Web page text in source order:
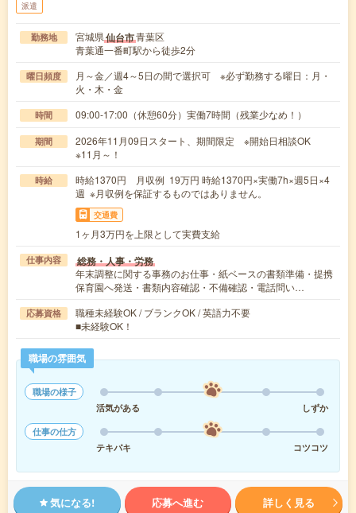
派遣
勤務地 宮城県仙台市青葉区
青葉通一番町駅から徒歩2分
曜日頻度
月～金／週4～5日の間で選択可 ※必ず勤務する曜日：月・
火・木・金
時間 09:00-17:00（休憩60分）実働7時間（残業少なめ！）
期間
2026年11月09日スタート、期間限定 ※開始日相談OK
※11月～！
時給
時給1370円 月収例 19万円 時給1370円×実働7h×週5日×4
週 ※月収例を保証するものではありません。
交通費
1ヶ月3万円を上限として実費支給
仕事内容 総務・人事・労務
年末調整に関する事務のお仕事・紙ベースの書類準備・提携
保育園へ発送・書類内容確認・不備確認・電話問い…
応募資格
職種未経験OK / ブランクOK / 英語力不要
■未経験OK！
職場の雰囲気
職場の様子
活気がある
しずか
仕事の仕方
テキパキ
コツコツ
気になる! 応募へ進む 詳しく見る